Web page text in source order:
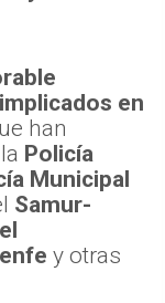
en
han
Policía
Municipal
Samur-
y otras